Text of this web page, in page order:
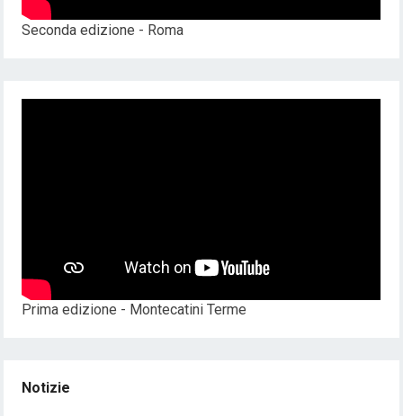
Seconda edizione - Roma
Prima edizione - Montecatini Terme
Notizie